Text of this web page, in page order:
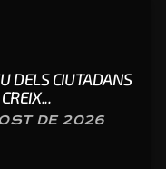
DELS CIUTADANS
DE 2026